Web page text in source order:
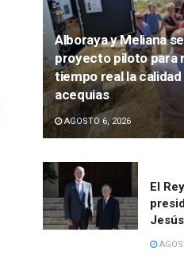
Alboraya y Meliana
proyecto piloto para
tiempo real la
acequias
AGOSTO 6, 2026
El